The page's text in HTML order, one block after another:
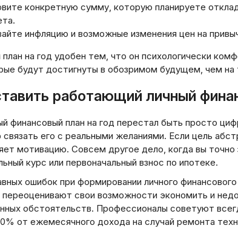
конкретную сумму, которую планируете
инфляцию и возможные изменения цен на
на год удобен тем, что он психологически
будут достигнуты в обозримом будущем, чем на
работающий личный
финансовый план на год перестал быть просто
его с реальными желаниями. Если цель
мотивацию. Совсем другое дело, когда вы точно
курс или первоначальный взнос по ипотеке.
ошибок при формировании личного
свои возможности экономить и
обстоятельств. Профессионалы советуют
от ежемесячного дохода на случай ремонта
Вс
2
9
16